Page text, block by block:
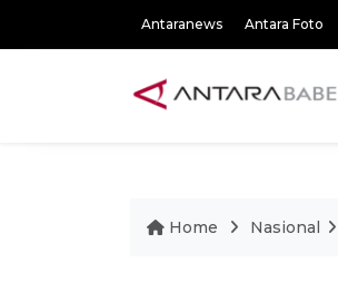
Antaranews Antara Foto
Home Nasional